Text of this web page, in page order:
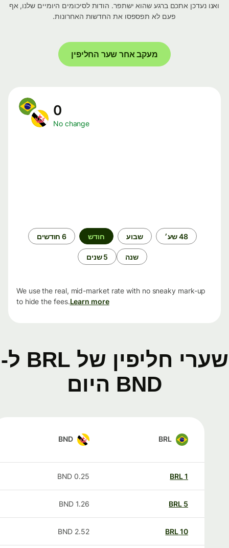
ואנו נעדכן אתכם ברגע שהוא ישתפר. הודות לסיכומים היומיים שלנו, אף
פעם לא תפספסו את החדשות האחרונות.
מעקב אחר שער החליפין
No change
48 שע׳ שבוע חודש 6 חודשים
שנה 5 שנים
We use the real, mid-market rate with no sneaky mark-up
to hide the fees.Learn more
שערי חליפין של BRL ל-
BND היום
BRL
BND
BRL
0.25
BND
BRL
1.26
BND
BRL
2.52
BND